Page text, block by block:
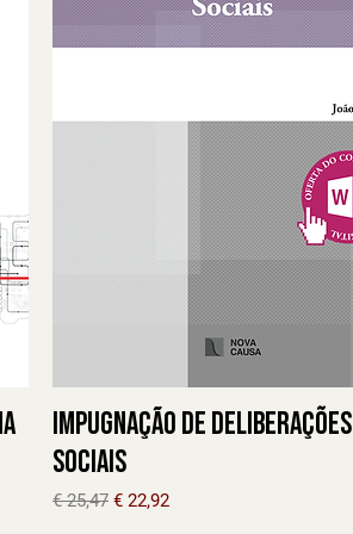
Impugnação de Deliberações
Sociais
Preço normal
€ 25,47 Preço promocional
€ 22,92